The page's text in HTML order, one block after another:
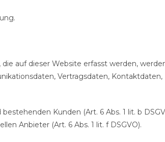
auf dieser Website erfasst werden,
Vertragsdaten, Kontaktdaten,
Kunden (Art. 6 Abs. 1 lit. b
Anbieter (Art. 6 Abs. 1 lit. f DSGVO).